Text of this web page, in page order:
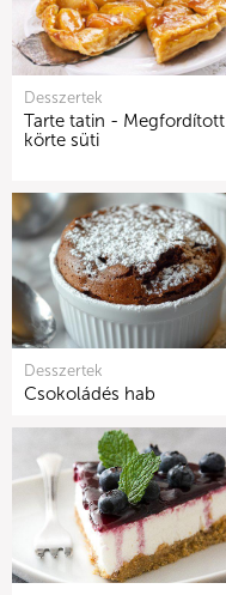
Desszertek
Tarte tatin - Megfordított
körte süti
Desszertek
Csokoládés hab